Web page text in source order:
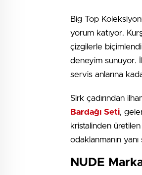
Big Top
yorum katıyor.
çizgilerle
deneyim sunuyor.
servis anlarına
Sirk çadırından
Bardağı Seti,
kristalinden
odaklanmanın
NUDE